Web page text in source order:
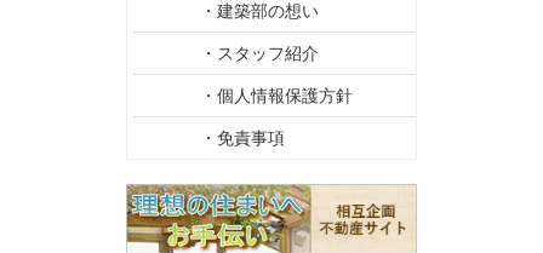
・建築部の想い
・スタッフ紹介
・個人情報保護方針
・免責事項